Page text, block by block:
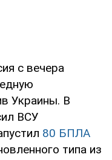
с вечера
Украины. В
ВСУ
80 БПЛА
типа из